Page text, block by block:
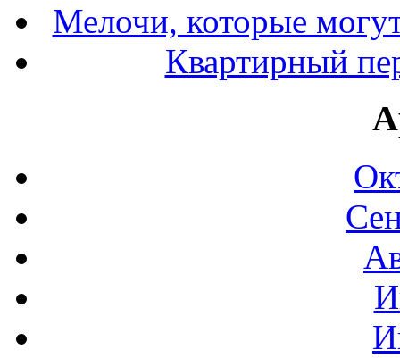
Мелочи, которые
Квартирный